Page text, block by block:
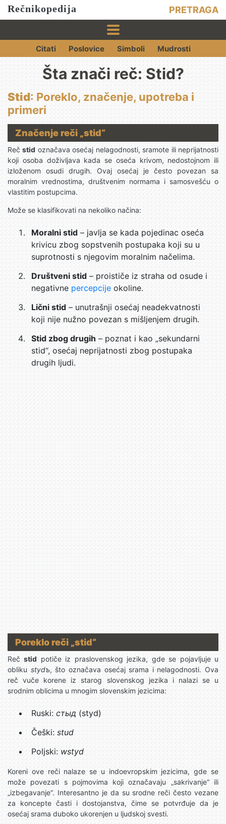
Rečnikopedija PRETRAGA
Citati Poslovice Simboli Mudrosti
Šta znači reč: Stid?
Stid: Poreklo, značenje, upotreba i
primeri
Značenje reči „stid“
Rečstid označava osećaj nelagodnosti, sramote ili neprijatnosti
koji osoba doživljava kada se oseća krivom, nedostojnom ili
izloženom osudi drugih. Ovaj osećaj je često povezan sa
moralnim vrednostima, društvenim normama i samosvešću o
vlastitim postupcima.
Može se klasifikovati na nekoliko načina:
Moralni stid– javlja se kada pojedinac oseća
krivicu zbog sopstvenih postupaka koji su u
suprotnosti s njegovim moralnim načelima.
Društveni stid– proističe iz straha od osude i
negativnepercepcijeokoline.
Lični stid– unutrašnji osećaj neadekvatnosti
koji nije nužno povezan s mišljenjem drugih.
Stid zbog drugih – poznat i kao „sekundarni
stid“, osećaj neprijatnosti zbog postupaka
drugih ljudi.
Poreklo reči „stid“
Rečstid potiče iz praslovenskog jezika, gde se pojavljuje u
oblikustydъ, što označava osećaj srama i nelagodnosti. Ova
reč vuče korene iz starog slovenskog jezika i nalazi se u
srodnim oblicima u mnogim slovenskim jezicima:
Ruski:стыд (styd)
Češki: stud
Poljski: wstyd
Koreni ove reči nalaze se u indoevropskim jezicima, gde se
može povezati s pojmovima koji označavaju „sakrivanje“ ili
„izbegavanje“. Interesantno je da su srodne reči često vezane
za koncepte časti i dostojanstva, čime se potvrđuje da je
osećaj srama duboko ukorenjen u ljudskoj svesti.